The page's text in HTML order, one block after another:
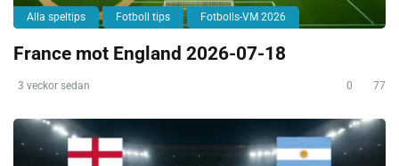
Alla speltips Fotboll tips Fotbolls-VM 2026
France mot England 2026-07-18
3 veckor sedan 0 77